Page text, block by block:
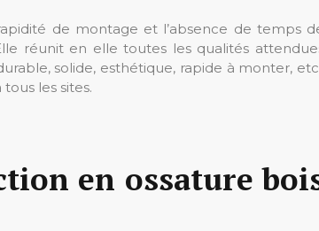
de montage et l’absence de temps
réunit en elle toutes les qualités
solide, esthétique, rapide à monter,
les sites.
en ossature